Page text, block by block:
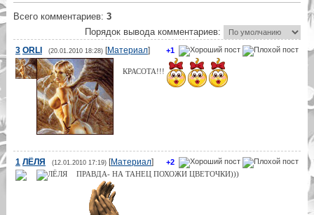
Всего комментариев: 3
Порядок вывода комментариев:
+1
3 ORLI (20.01.2010 18:28)[Материал]
КРАСОТА!!!
+2
1 ЛЁЛЯ (12.01.2010 17:19)[Материал]
ПРАВДА- НА ТАНЕЦ ПОХОЖИ ЦВЕТОЧКИ)))